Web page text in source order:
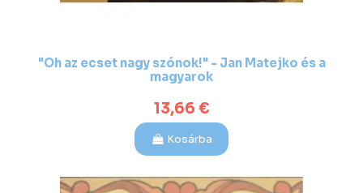
"Oh az ecset nagy szónok!" - Jan Matejko és a
magyarok
13,66 €
Kosárba